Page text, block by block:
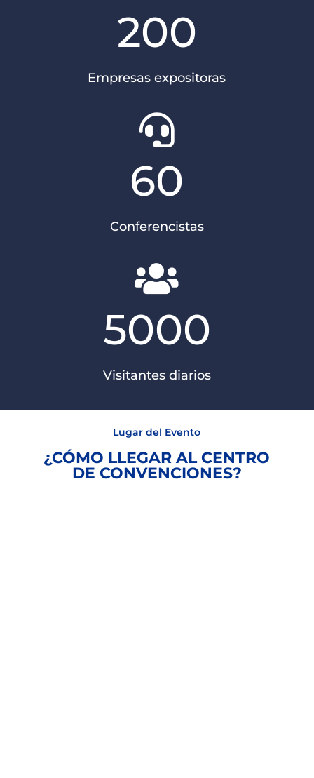
200
Empresas expositoras

60
Conferencistas

5000
Visitantes diarios
Lugar del Evento
¿CÓMO LLEGAR AL CENTRO
DE CONVENCIONES?